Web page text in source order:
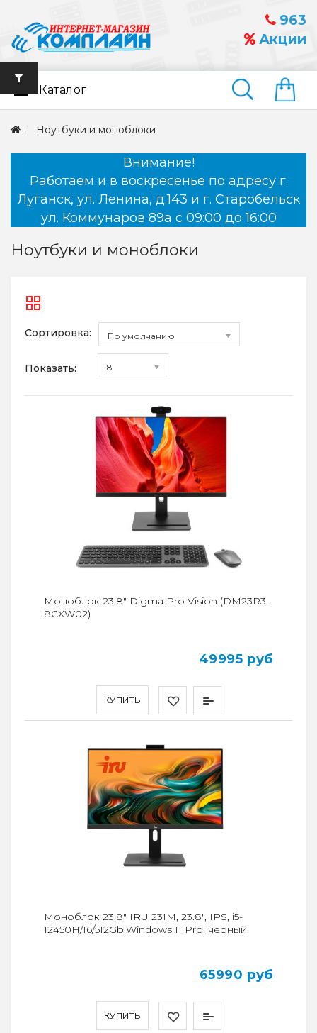
963
Акции
Найти
Каталог
Ноутбуки и моноблоки
Внимание!
Работаем и в воскресенье по адресу г.
Луганск, ул. Ленина, д.143 и г. Старобельск
ул. Коммунаров 89а с 09:00 до 16:00
Ноутбуки и моноблоки
Сортировка: По умолчанию
Показать: 8
КУПИТЬ
Моноблок 23.8" Digma Pro Vision (DM23R3-
8CXW02)
49995 руб
КУПИТЬ
Моноблок 23.8" IRU 23IM, 23.8", IPS, i5-
12450H/16/512Gb,Windows 11 Pro, черный
65990 руб